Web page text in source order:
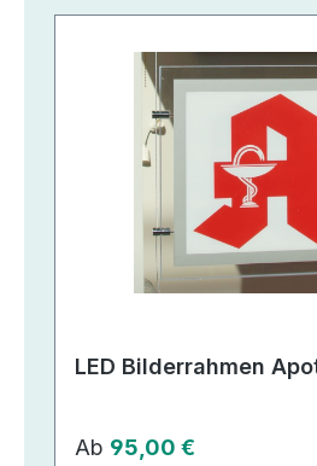
LED Bilderrahmen
Regulärer Preis:
Ab 95,00 €